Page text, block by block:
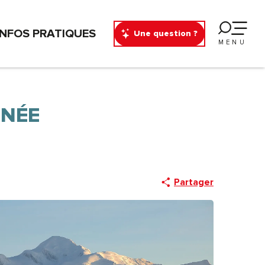
Une question ?
MENU
PRATIQUES
Partager